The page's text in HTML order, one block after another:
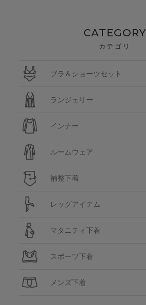
CATEGORY
カテゴリ
ブラ＆ショーツセット
ランジェリー
インナー
ルームウェア
補整下着
レッグアイテム
マタニティ下着
スポーツ下着
メンズ下着